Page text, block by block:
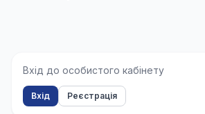
Вхід до особистого кабінету
Вхід Реєстрація